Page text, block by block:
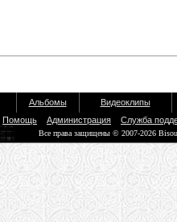
Альбомы
Видеоклипы
Помощь Администрация Служба
Все права защищены © 2007-2026